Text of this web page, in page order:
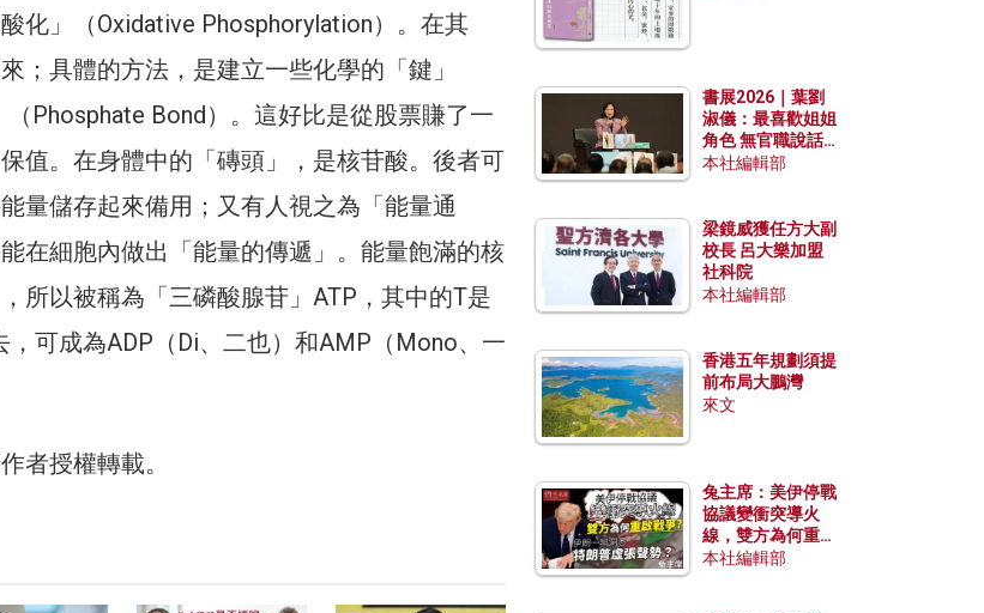
化」（Oxidative Phosphorylation）。在其
；具體的方法，是建立一些化學的「鍵」
（Phosphate Bond）。這好比是從股票賺了一
值。在身體中的「磚頭」，是核苷酸。後者可
量儲存起來備用；又有人視之為「能量通
在細胞內做出「能量的傳遞」。能量飽滿的核
所以被稱為「三磷酸腺苷」ATP，其中的T是
可成為ADP（Di、二也）和AMP（Mono、一
者授權轉載。
書展2026｜葉劉
淑儀：最喜歡姐姐
角色 無官職說話
包袱少
本社編輯部
梁鏡威獲任方大副
校長 呂大樂加盟
社科院
本社編輯部
香港五年規劃須提
前布局大鵬灣
來文
兔主席：美伊停戰
協議變衝突導火
線，雙方為何重啟
戰爭？伊朗一早洞
本社編輯部